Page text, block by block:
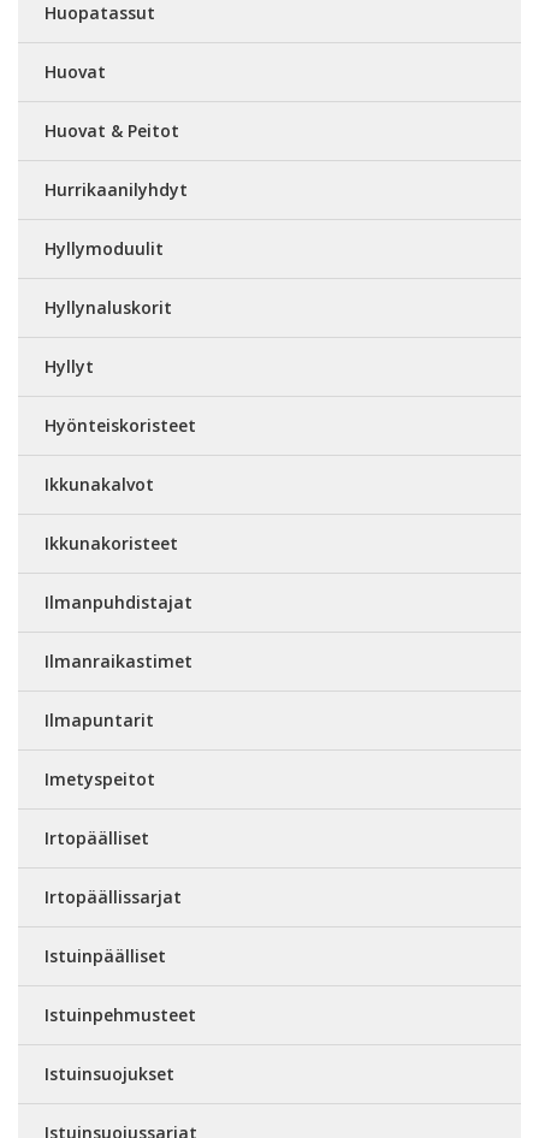
Huopatassut
Huovat
Huovat & Peitot
Hurrikaanilyhdyt
Hyllymoduulit
Hyllynaluskorit
Hyllyt
Hyönteiskoristeet
Ikkunakalvot
Ikkunakoristeet
Ilmanpuhdistajat
Ilmanraikastimet
Ilmapuntarit
Imetyspeitot
Irtopäälliset
Irtopäällissarjat
Istuinpäälliset
Istuinpehmusteet
Istuinsuojukset
Istuinsuojussarjat